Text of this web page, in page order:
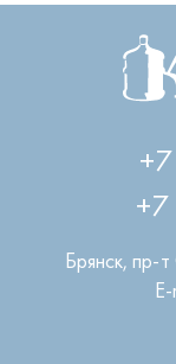
Брянск
пр-
E-